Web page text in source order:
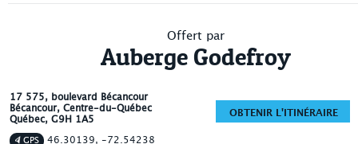
Offert par
Auberge Godefroy
17 575, boulevard Bécancour
Bécancour, Centre-du-Québec
Québec, G9H 1A5
GPS 46.30139, -72.54238
OBTENIR L'ITINÉRAIRE